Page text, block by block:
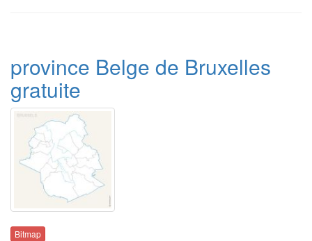
province Belge de Bruxelles
gratuite
Bitmap